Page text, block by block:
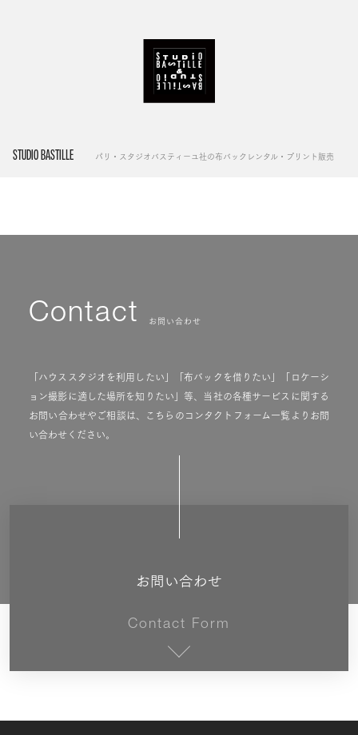
STUDIO BASTILLE パリ・スタジオバスティーユ社の布バックレンタル・プリント販売
Contact お問い合わせ
「ハウススタジオを利用したい」「布バックを借りたい」「ロケーシ
ョン撮影に適した場所を知りたい」等、当社の各種サービスに関する
お問い合わせやご相談は、こちらのコンタクトフォーム一覧よりお問
い合わせください。
お問い合わせ
Contact Form